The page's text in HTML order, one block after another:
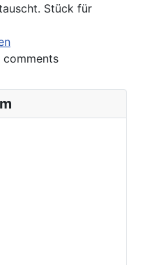
Stück für